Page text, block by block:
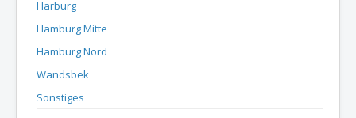
Harburg
Hamburg Mitte
Hamburg Nord
Wandsbek
Sonstiges